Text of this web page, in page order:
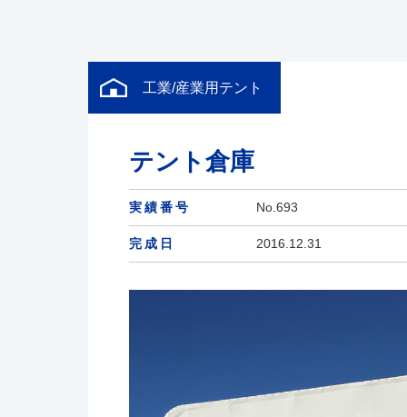
工業/産業用テント
テント倉庫
実績番号 No.693
完成日 2016.12.31